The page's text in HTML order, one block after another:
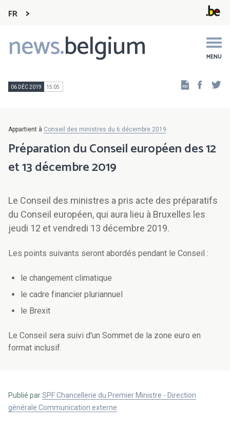
FR
news.belgium MENU
Main
navigation
06 DÉC 2019 15:05
Appartient à Conseil des ministres du 6 décembre 2019
Préparation du Conseil européen des 12
et 13 décembre 2019
Le Conseil des ministres a pris acte des préparatifs
du Conseil européen, qui aura lieu à Bruxelles les
jeudi 12 et vendredi 13 décembre 2019.
Les points suivants seront abordés pendant le Conseil :
le changement climatique
le cadre financier pluriannuel
le Brexit
Le Conseil sera suivi d'un Sommet de la zone euro en
format inclusif.
Publié parSPF Chancellerie du Premier Ministre - Direction
générale Communication externe